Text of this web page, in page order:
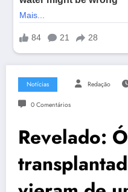
Notícias Redação
0 Comentários
Revelado: